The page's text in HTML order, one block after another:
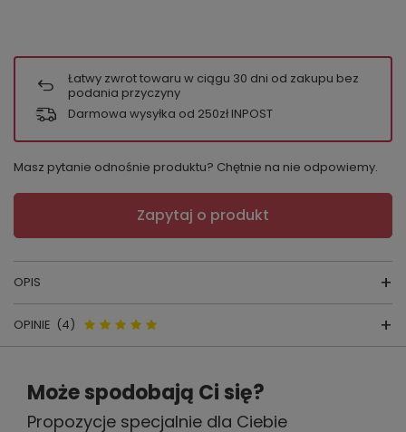
Łatwy zwrot towaru w ciągu 30 dni od zakupu bez
podania przyczyny
Darmowa wysyłka od 250zł INPOST
Masz pytanie odnośnie produktu? Chętnie na nie odpowiemy.
Zapytaj o produkt
OPIS
RAJSTOPY Senza Dita
OPINIE (4)
Opinie o Rajstopy Gatta Senza
Dita – 10 den, bez palców, open-
toe - golden
Może spodobają Ci się?
Propozycje specjalnie dla Ciebie